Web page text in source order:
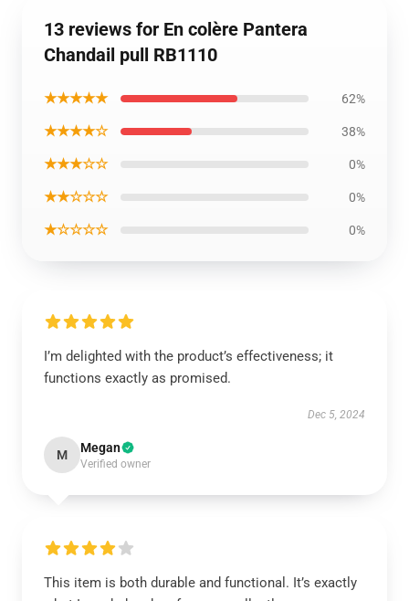
13 reviews for En colère Pantera
Chandail pull RB1110
★★★★★ 62%
★★★★☆ 38%
★★★☆☆ 0%
★★☆☆☆ 0%
★☆☆☆☆ 0%
I’m delighted with the product’s effectiveness; it
functions exactly as promised.
Dec 5, 2024
M Megan
Verified owner
This item is both durable and functional. It’s exactly